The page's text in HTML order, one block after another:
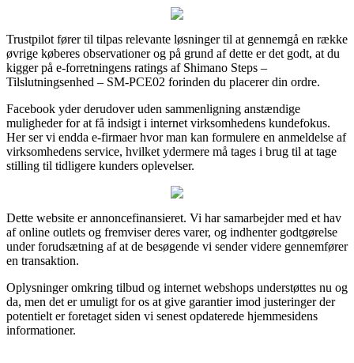
Trustpilot fører til tilpas relevante løsninger til at gennemgå en række
øvrige køberes observationer og på grund af dette er det godt, at du
kigger på e-forretningens ratings af Shimano Steps –
Tilslutningsenhed – SM-PCE02 forinden du placerer din ordre.
Facebook yder derudover uden sammenligning anstændige
muligheder for at få indsigt i internet virksomhedens kundefokus.
Her ser vi endda e-firmaer hvor man kan formulere en anmeldelse af
virksomhedens service, hvilket ydermere må tages i brug til at tage
stilling til tidligere kunders oplevelser.
Dette website er annoncefinansieret. Vi har samarbejder med et hav
af online outlets og fremviser deres varer, og indhenter godtgørelse
under forudsætning af at de besøgende vi sender videre gennemfører
en transaktion.
Oplysninger omkring tilbud og internet webshops understøttes nu og
da, men det er umuligt for os at give garantier imod justeringer der
potentielt er foretaget siden vi senest opdaterede hjemmesidens
informationer.